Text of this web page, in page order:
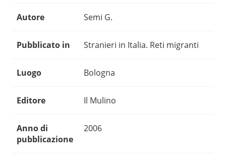
Autore Semi G.
Pubblicato in Stranieri in Italia. Reti migranti
Luogo Bologna
Editore Il Mulino
Anno di
pubblicazione
2006